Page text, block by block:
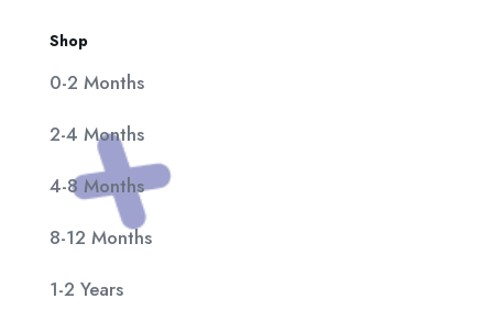
Shop
0-2 Months
2-4 Months
4-8 Months
8-12 Months
1-2 Years